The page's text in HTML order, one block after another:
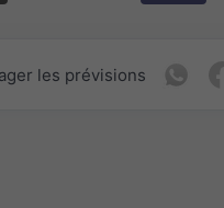
les prévisions